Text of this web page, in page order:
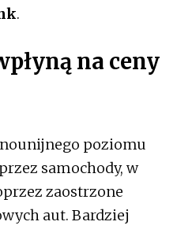
.
na ceny
poziomu
samochody, w
zaostrzone
aut. Bardziej